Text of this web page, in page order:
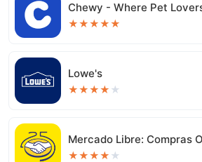
Chewy - Where Pet
★★★★★
Lowe's
★★★★ ★
Mercado Libre: Compras
★★★★ ★